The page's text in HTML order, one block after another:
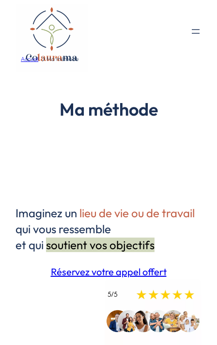
Accueil Ma méthode
Ma méthode
Imaginez un lieu de vie ou de travail
qui vous ressemble
et qui soutient vos objectifs
Réservez votre appel offert